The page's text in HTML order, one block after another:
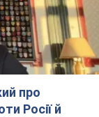
про
Росії й